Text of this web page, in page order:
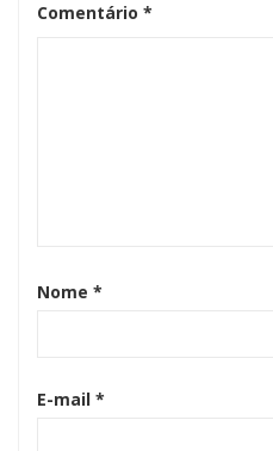
Comentário *
Nome *
E-mail *